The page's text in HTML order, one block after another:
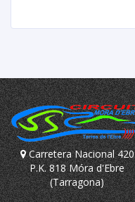
Carretera Nacional 420
P.K. 818 Móra d'Ebre
(Tarragona)